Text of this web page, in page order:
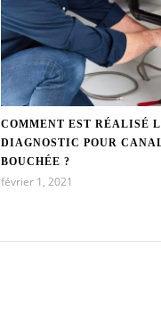
COMMENT EST RÉALISÉ
DIAGNOSTIC POUR
BOUCHÉE ?
février 1, 2021